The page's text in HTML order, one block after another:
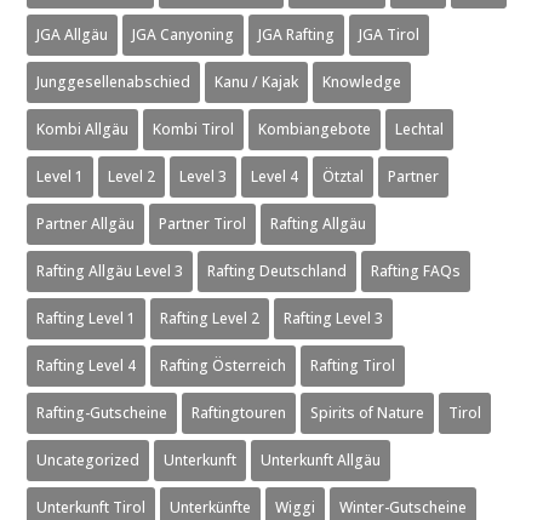
JGA Allgäu JGA Canyoning JGA Rafting JGA Tirol
Junggesellenabschied Kanu / Kajak Knowledge
Kombi Allgäu Kombi Tirol Kombiangebote Lechtal
Level 1 Level 2 Level 3 Level 4 Ötztal Partner
Partner Allgäu Partner Tirol Rafting Allgäu
Rafting Allgäu Level 3 Rafting Deutschland Rafting FAQs
Rafting Level 1 Rafting Level 2 Rafting Level 3
Rafting Level 4 Rafting Österreich Rafting Tirol
Rafting-Gutscheine Raftingtouren Spirits of Nature Tirol
Uncategorized Unterkunft Unterkunft Allgäu
Unterkunft Tirol Unterkünfte Wiggi Winter-Gutscheine